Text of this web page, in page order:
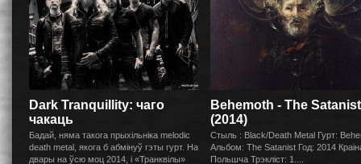
Dark Tranquillity: чаго
чакаць
Бадай, няма такога прыхільніка melodic
death metal, якога б абмінуў гэты гурт. На
двары на ўсю моц 2014, і «Транквілы»
Behemoth - The Satanist
(2014)
Стыль : Black/Death Metal Гурт:
Альбом: The Satanist Год: 2014
Польшча Трэклiст: 1....